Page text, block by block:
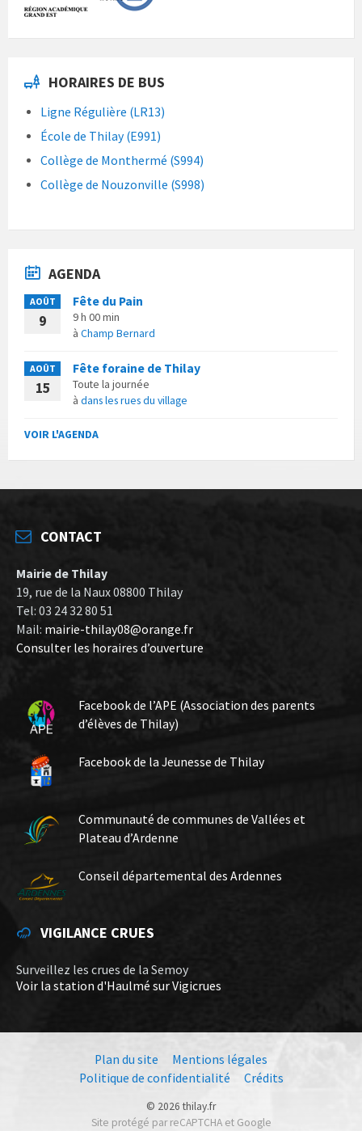
HORAIRES DE BUS
Ligne Régulière (LR13)
École de Thilay (E991)
Collège de Monthermé (S994)
Collège de Nouzonville (S998)
AGENDA
AOÛT
9
Fête du Pain
9 h 00 min
à Champ Bernard
AOÛT
15
Fête foraine de Thilay
Toute la journée
à dans les rues du village
VOIR L'AGENDA
CONTACT
Mairie de Thilay
19, rue de la Naux 08800 Thilay
Tel: 03 24 32 80 51
Mail: mairie-thilay08@orange.fr
Consulter les horaires d’ouverture
Facebook de l’APE (Association des parents
d’élèves de Thilay)
Facebook de la Jeunesse de Thilay
Communauté de communes de Vallées et
Plateau d’Ardenne
Conseil départemental des Ardennes
VIGILANCE CRUES
Surveillez les crues de la Semoy
Voir la station d'Haulmé sur Vigicrues
Plan du site
Mentions légales
Politique de confidentialité
Crédits
© 2026 thilay.fr
Site protégé par reCAPTCHA et Google